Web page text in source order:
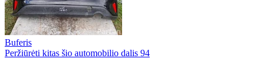
Buferis
Peržiūrėti kitas šio automobilio dalis 94